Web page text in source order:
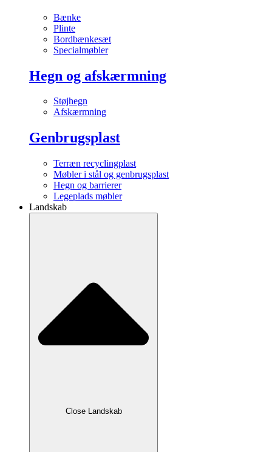
Bænke
Plinte
Bordbænkesæt
Specialmøbler
Hegn og afskærmning
Støjhegn
Afskærmning
Genbrugsplast
Terræn recyclingplast
Møbler i stål og genbrugsplast
Hegn og barrierer
Legeplads møbler
Landskab
Close Landskab